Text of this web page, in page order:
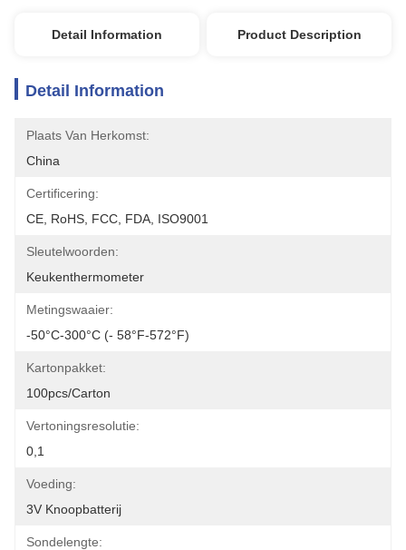
Detail Information Product Description
Detail Information
Plaats Van Herkomst:
China
Certificering:
CE, RoHS, FCC, FDA, ISO9001
Sleutelwoorden:
Keukenthermometer
Metingswaaier:
-50°C-300°C (- 58°F-572°F)
Kartonpakket:
100pcs/carton
Vertoningsresolutie:
0,1
Voeding:
3V Knoopbatterij
Sondelengte: